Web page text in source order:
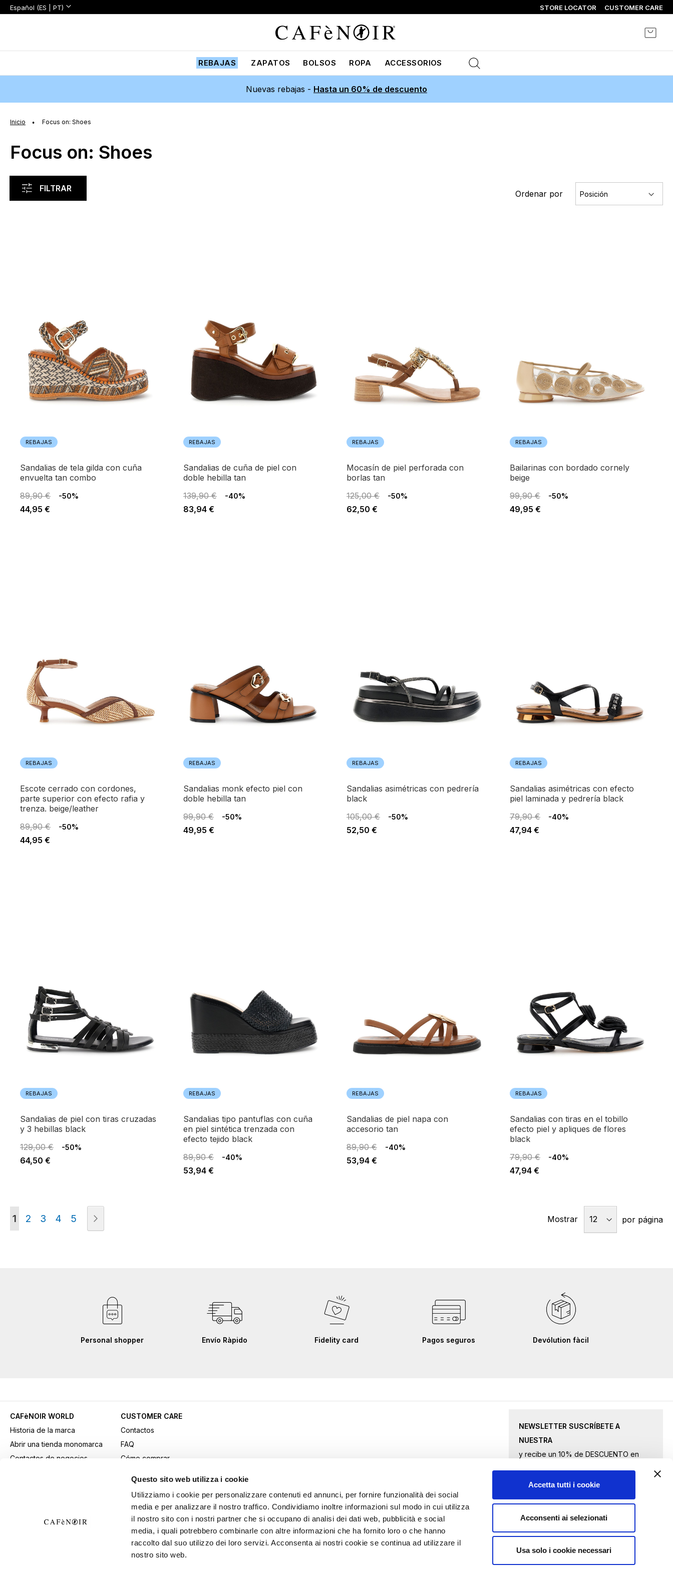
Questo sito web utilizza i cookie
Utilizziamo i cookie per personalizzare contenuti ed annunci, per fornire funzionalità dei social
media e per analizzare il nostro traffico. Condividiamo inoltre informazioni sul modo in cui utilizza
il nostro sito con i nostri partner che si occupano di analisi dei dati web, pubblicità e social
media, i quali potrebbero combinarle con altre informazioni che ha fornito loro o che hanno
raccolto dal suo utilizzo dei loro servizi. Acconsenta ai nostri cookie se continua ad utilizzare il
nostro sito web.
Accetta tutti i cookie
Acconsenti ai selezionati
Usa solo i cookie necessari
Lenguaje
Lenguaje:
Español (ES | PT) STORE LOCATOR CUSTOMER CARE
Mi
REBAJAS ZAPATOS BOLSOS ROPA ACCESSORIOS
Nuevas rebajas - Hasta un 60% de descuento
Inicio Focus on: Shoes
Focus on: Shoes
FILTRAR
Ordenar por
REBAJAS
sandalias de tela gilda con cuña
envuelta tan combo
89,90 €
-50%
44,95 €
REBAJAS
sandalias de cuña de piel con
doble hebilla tan
139,90 €
-40%
83,94 €
REBAJAS
mocasín de piel perforada con
borlas tan
125,00 €
-50%
62,50 €
REBAJAS
bailarinas con bordado cornely
beige
99,90 €
-50%
49,95 €
REBAJAS
escote cerrado con cordones,
parte superior con efecto rafia y
trenza. beige/leather
89,90 €
-50%
44,95 €
REBAJAS
sandalias monk efecto piel con
doble hebilla tan
99,90 €
-50%
49,95 €
REBAJAS
sandalias asimétricas con pedrería
black
105,00 €
-50%
52,50 €
REBAJAS
sandalias asimétricas con efecto
piel laminada y pedrería black
79,90 €
-40%
47,94 €
REBAJAS
sandalias de piel con tiras cruzadas
y 3 hebillas black
129,00 €
-50%
64,50 €
REBAJAS
sandalias tipo pantuflas con cuña
en piel sintética trenzada con
efecto tejido black
89,90 €
-40%
53,94 €
REBAJAS
sandalias de piel napa con
accesorio tan
89,90 €
-40%
53,94 €
REBAJAS
sandalias con tiras en el tobillo
efecto piel y apliques de flores
black
79,90 €
-40%
47,94 €
Actualmente estás leyendo página
1 Página
2 Página
3 Página
4 Página
5 Mostrar por página
Personal shopper Envío Ràpido Fidelity card Pagos seguros Devólution fàcil
CAFèNOIR WORLD
Historia de la marca
Abrir una tienda monomarca
Contactos de negocios
CUSTOMER CARE
Contactos
FAQ
Cómo comprar
Transporte
Devoluciones y retiros
Condiciones generales de
venta
Ejercer el derecho de
desistimiento
NEWSLETTER SUSCRÍBETE A
NUESTRA
y recibe un 10% de DESCUENTO en
a
nuestro
boletín
de
ENVIAR CONSULTA